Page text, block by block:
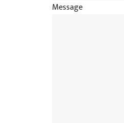
Message